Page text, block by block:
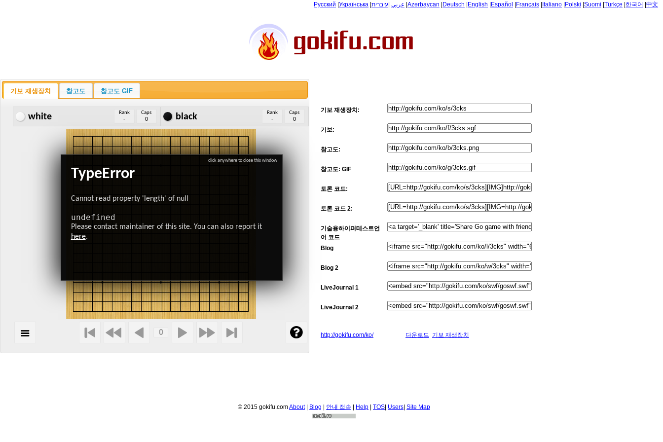
Русский Українська عربي עיברית Azərbaycan Deutsch English Español Français Italiano Polski Suomi Türkçe 한국어 中文
기보 재생장치:
기보:
참고도:
참고도: GIF
토론 코드:
토론 코드 2:
기술용하이퍼테스트언
어 코드
Blog
Blog 2
LiveJournal 1
LiveJournal 2
http://gokifu.com/ko/ 다운로드 기보 재생장치
기보 재생장치 참고도 참고도 GIF
white Rank
-
Caps
0 black Rank
-
Caps
0
TypeError
Cannot read property 'length' of null
undefined
Please contact maintainer of this site. You can also report it
here.
click anywhere to close this window
© 2015 gokifu.comAbout| Blog 안내 접속 Help TOS Users Site Map